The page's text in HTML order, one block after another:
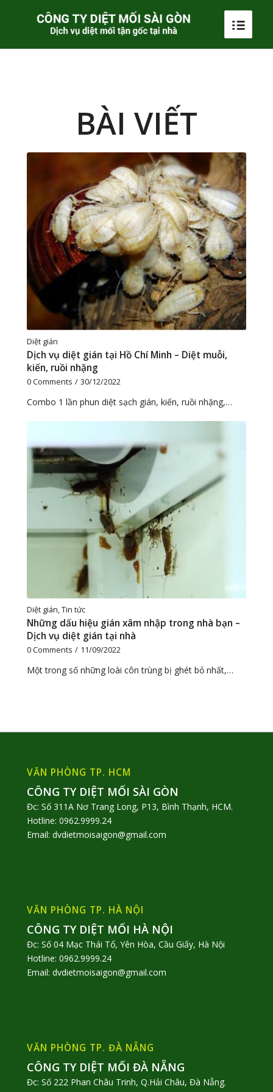
BÀI VIẾT
Diệt gián
Dịch vụ diệt gián tại Hồ Chí Minh – Diệt muỗi,
kiến, ruồi nhặng
0 Comments / 30/12/2022
Combo 1 lần phun diệt sạch gián, kiến, ruồi nhặng,…
Diệt gián,Tin tức
Những dấu hiệu gián xâm nhập trong nhà bạn –
Dịch vụ diệt gián tại nhà
0 Comments / 11/09/2022
Một trong số những loài côn trùng bị ghét bỏ nhất,…
VĂN PHÒNG TP. HCM
CÔNG TY DIỆT MỐI SÀI GÒN
Đc: Số 311A Nơ Trang Long, P13, Bình Thạnh, HCM.
Hotline: 0962.9999.24
Email: dvdietmoisaigon@gmail.com
VĂN PHÒNG TP. HÀ NỘI
CÔNG TY DIỆT MỐI HÀ NỘI
Đc: Số 04 Mạc Thái Tổ, Yên Hòa, Cầu Giấy, Hà Nội
Hotline: 0962.9999.24
Email: dvdietmoisaigon@gmail.com
VĂN PHÒNG TP. ĐÀ NẴNG
CÔNG TY DIỆT MỐI ĐÀ NẴNG
Đc: Số 222 Phan Châu Trinh, Q.Hải Châu, Đà Nẵng.